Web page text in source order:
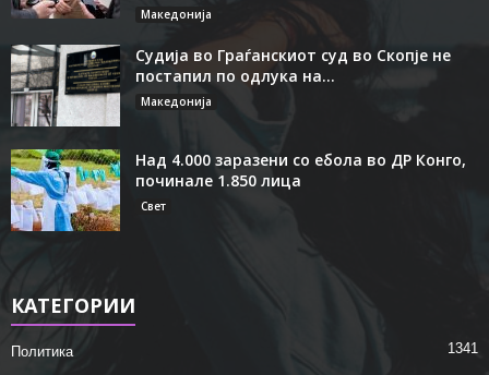
Македонија
Судија во Граѓанскиот суд во Скопје не
постапил по одлука на...
Македонија
Над 4.000 заразени со ебола во ДР Конго,
починале 1.850 лица
Свет
КАТЕГОРИИ
Политика
1341